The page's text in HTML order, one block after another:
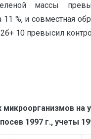
зеленой массы
%, и совместная
10 превысил
на
1997 г., учеты